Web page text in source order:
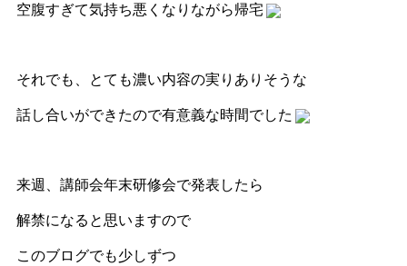
空腹すぎて気持ち悪くなりながら帰宅
それでも、とても濃い内容の実りありそうな
話し合いができたので有意義な時間でした
来週、講師会年末研修会で発表したら
解禁になると思いますので
このブログでも少しずつ